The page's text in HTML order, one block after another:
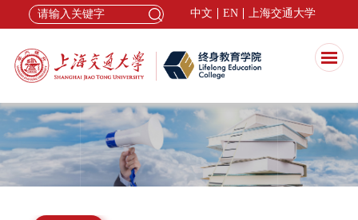
中文 EN 上海交通大学